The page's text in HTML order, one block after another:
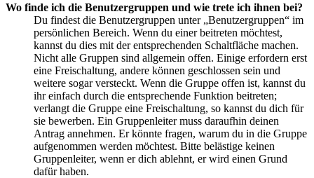
Wo finde ich die Benutzergruppen und wie trete ich ihnen bei?
Du findest die Benutzergruppen unter „Benutzergruppen“ im
persönlichen Bereich. Wenn du einer beitreten möchtest,
kannst du dies mit der entsprechenden Schaltfläche machen.
Nicht alle Gruppen sind allgemein offen. Einige erfordern erst
eine Freischaltung, andere können geschlossen sein und
weitere sogar versteckt. Wenn die Gruppe offen ist, kannst du
ihr einfach durch die entsprechende Funktion beitreten;
verlangt die Gruppe eine Freischaltung, so kannst du dich für
sie bewerben. Ein Gruppenleiter muss daraufhin deinen
Antrag annehmen. Er könnte fragen, warum du in die Gruppe
aufgenommen werden möchtest. Bitte belästige keinen
Gruppenleiter, wenn er dich ablehnt, er wird einen Grund
dafür haben.